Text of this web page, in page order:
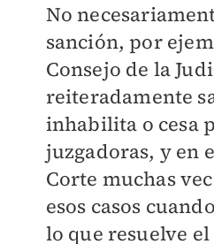
No
sanción, por
Consejo de la
reiteradamente
inhabilita o cesa
juzgadoras, y en
Corte muchas
esos casos
lo que resuelve